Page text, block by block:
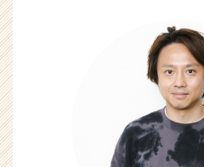
ア
（C
h